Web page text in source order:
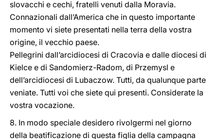
slovacchi e cechi, fratelli venuti dalla Moravia.
Connazionali dall’America che in questo importante
momento vi siete presentati nella terra della vostra
origine, il vecchio paese.
Pellegrini dall’arcidiocesi di Cracovia e dalle diocesi di
Kielce e di Sandomierz-Radom, di Przemysl e
dell’arcidiocesi di Lubaczow. Tutti, da qualunque parte
veniate. Tutti voi che siete qui presenti. Considerate la
vostra vocazione.
8. In modo speciale desidero rivolgermi nel giorno
della beatificazione di questa figlia della campagna